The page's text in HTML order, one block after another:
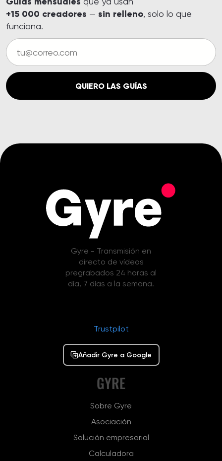
+15 000 creadores — sin relleno, solo lo que
funciona.
QUIERO LAS GUÍAS
Gyre - Transmisión en
directo de vídeos
pregrabados 24 horas al
día, 7 días a la semana.
Trustpilot
Añadir Gyre a Google
GYRE
Sobre Gyre
Asociación
Solución empresarial
Calculadora